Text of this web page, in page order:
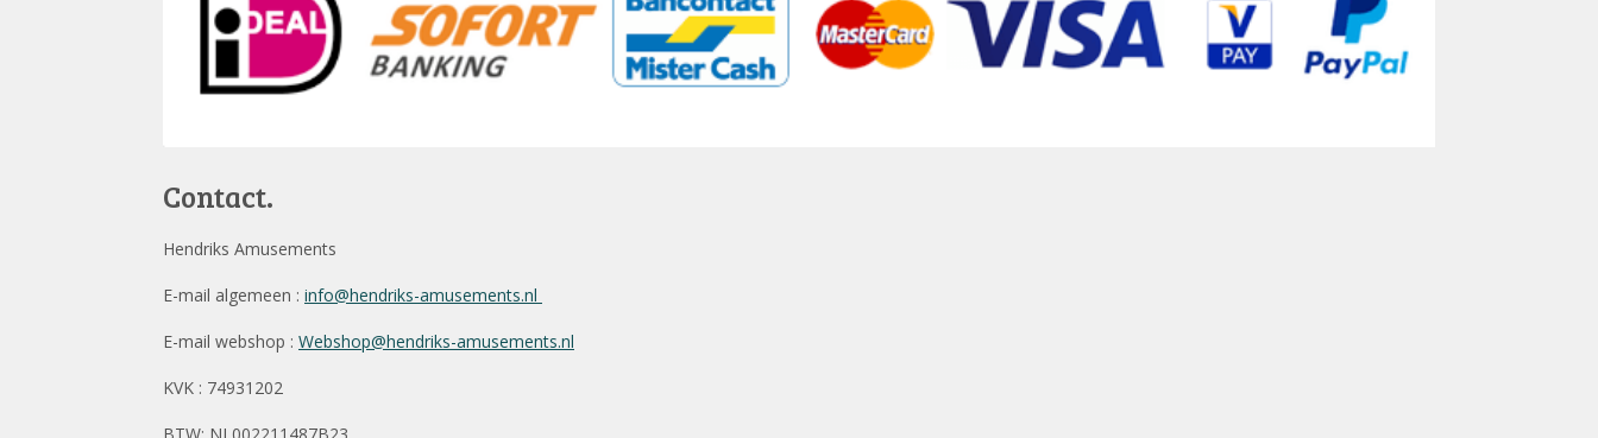
Contact.
Hendriks Amusements
E-mail algemeen : info@hendriks-amusements.nl
E-mail webshop : Webshop@hendriks-amusements.nl
KVK : 74931202